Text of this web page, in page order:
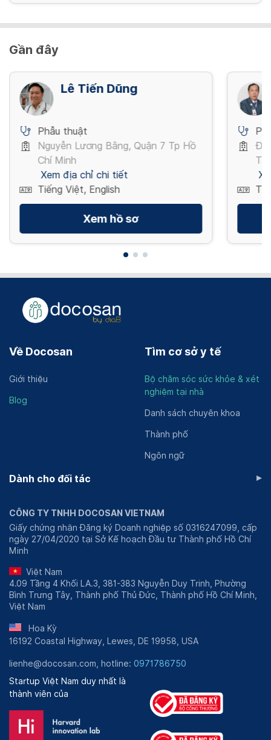
Gần đây
Lê Tiến Dũng
Phẫu thuật
Nguyễn Lương Bằng, Quận 7 Tp Hồ
Chí Minh
Xem địa chỉ chi tiết
Tiếng Việt, English
Xem hồ sơ
Về Docosan
Giới thiệu
Blog
Tìm cơ sở y tế
Bộ chăm sóc sức khỏe & xét
nghiệm tại nhà
Danh sách chuyên khoa
Thành phố
Ngôn ngữ
Dành cho đối tác ▸
CÔNG TY TNHH DOCOSAN VIETNAM
Giấy chứng nhận Đăng ký Doanh nghiệp số 0316247099, cấp
ngày 27/04/2020 tại Sở Kế hoạch Đầu tư Thành phố Hồ Chí
Minh
Việt Nam
4.09 Tầng 4 Khối LA.3, 381-383 Nguyễn Duy Trinh, Phường
Bình Trưng Tây, Thành phố Thủ Đức, Thành phố Hồ Chí Minh,
Việt Nam
Hoa Kỳ
16192 Coastal Highway, Lewes, DE 19958, USA
lienhe@docosan.com, hotline: 0971786750
Startup Việt Nam duy nhất là
thành viên của